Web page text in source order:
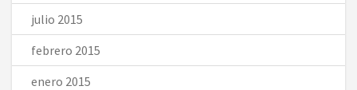
julio 2015
febrero 2015
enero 2015